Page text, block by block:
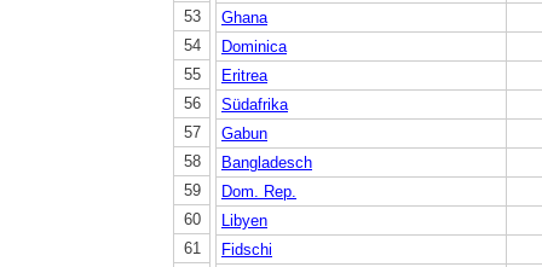
53
54
55
56
57
58
59
60
61
Ghana
Dominica
Eritrea
Südafrika
Gabun
Bangladesch
Dom. Rep.
Libyen
Fidschi